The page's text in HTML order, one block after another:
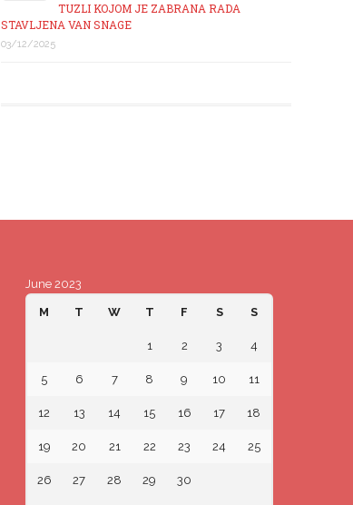
TUZLI KOJOM JE ZABRANA RADA
STAVLJENA VAN SNAGE
03/12/2025
June 2023
M T W T F S S
1 2 3 4
5 6 7 8 9 10 11
12 13 14 15 16 17 18
19 20 21 22 23 24 25
26 27 28 29 30